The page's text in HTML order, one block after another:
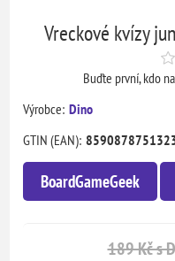
Vreckové kvízy
Buďte první, kdo
Výrobce: Dino
GTIN (EAN):
BoardGameGeek
189 Kč s